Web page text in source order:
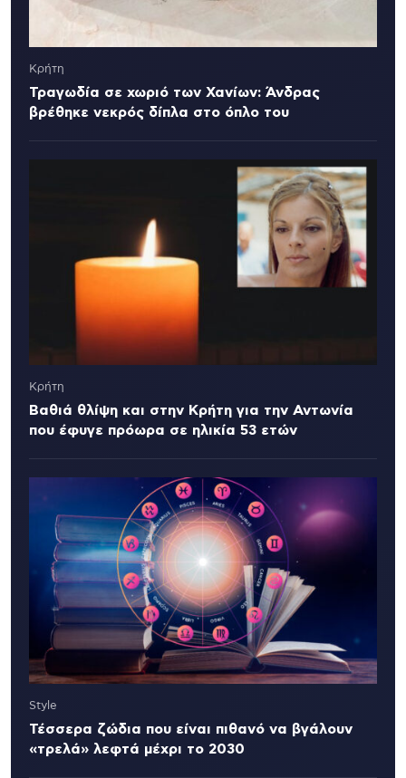
Κρήτη
Τραγωδία σε χωριό των Χανίων: Άνδρας
βρέθηκε νεκρός δίπλα στο όπλο του
Κρήτη
Βαθιά θλίψη και στην Κρήτη για την Αντωνία
που έφυγε πρόωρα σε ηλικία 53 ετών
Style
Τέσσερα ζώδια που είναι πιθανό να βγάλουν
«τρελά» λεφτά μέχρι το 2030